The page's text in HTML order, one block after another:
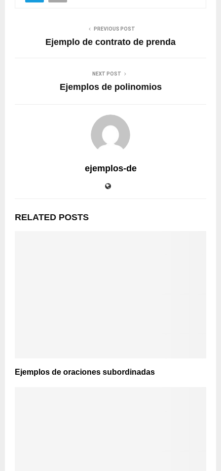
PREVIOUS POST
Ejemplo de contrato de prenda
NEXT POST
Ejemplos de polinomios
ejemplos-de
RELATED POSTS
Ejemplos de oraciones subordinadas